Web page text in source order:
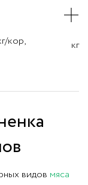
кор,
кг
видов мяса